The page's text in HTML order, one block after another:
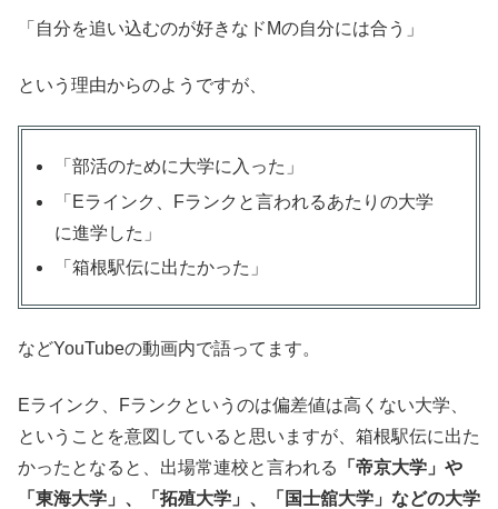
「自分を追い込むのが好きなドMの自分には合う」
という理由からのようですが、
「部活のために大学に入った」
「Eラインク、Fランクと言われるあたりの大学
に進学した」
「箱根駅伝に出たかった」
などYouTubeの動画内で語ってます。
Eラインク、Fランクというのは偏差値は高くない大学、
ということを意図していると思いますが、箱根駅伝に出た
かったとなると、出場常連校と言われる
「帝京大学」や
「東海大学」、「拓殖大学」、「国士舘大学」などの大学